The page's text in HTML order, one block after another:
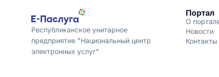
Республиканское унитарное
предприятие "Национальный центр
электронных услуг"
Портал
О
Новости
Контакты